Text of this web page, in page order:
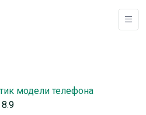
модели телефона